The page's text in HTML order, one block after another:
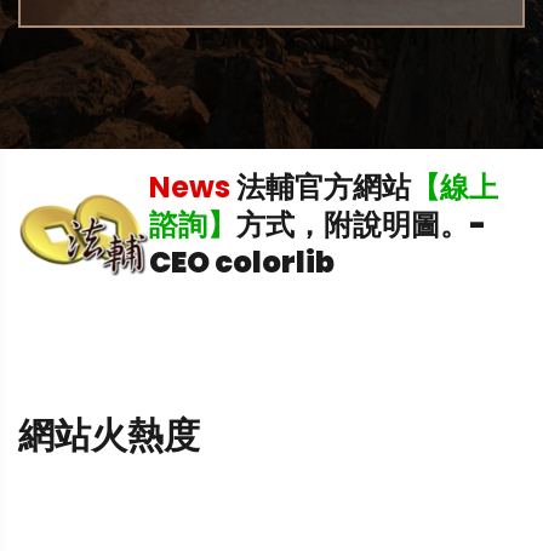
News法輔官方網站【線上
諮詢】 方式，附說明圖。 -
CEO colorlib
網站火熱度